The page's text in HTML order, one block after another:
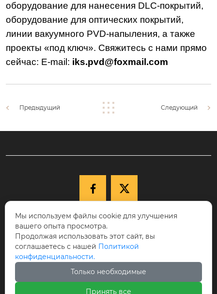
оборудование для нанесения DLC-покрытий,
оборудование для оптических покрытий,
линии вакуумного PVD-напыления, а также
проекты «под ключ». Свяжитесь с нами прямо
сейчас: E-mail: iks.pvd@foxmail.com
Предыдущий Следующий
 
 +86-15040177271

КНР, провинция Ляонин, г. Шэньян,
Новый район Шэньбэй, ул. Цююэху, д.
68-17, индекс 110122.

Мы используем файлы cookie для улучшения
вашего опыта просмотра.
Продолжая использовать этот сайт, вы
соглашаетесь с нашей Политикой
конфиденциальности.
Только необходимые
Принять все